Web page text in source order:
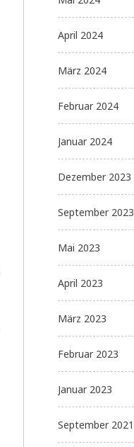
April 2024
März 2024
Februar 2024
Januar 2024
Dezember 2023
September 2023
Mai 2023
April 2023
März 2023
Februar 2023
Januar 2023
September 2021